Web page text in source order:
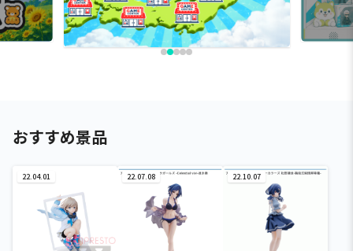
おすすめ景品
22.04.01 22.07.08 22.10.07